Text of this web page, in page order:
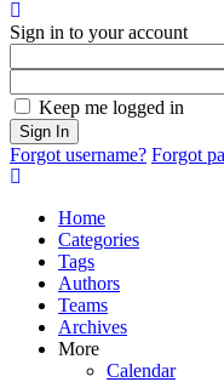
Sign in to your account
Keep me logged in
Sign In
Forgot username? Forgot
Home
Categories
Tags
Authors
Teams
Archives
More
Calendar